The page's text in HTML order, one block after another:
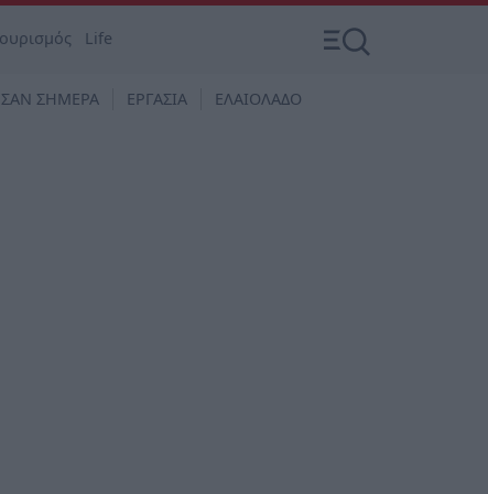
Life
ΣΑΝ ΣΗΜΕΡΑ ΕΡΓΑΣΙΑ ΕΛΑΙΟΛΑΔΟ